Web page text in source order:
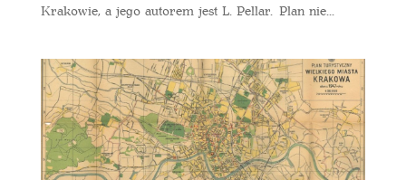
Krakowie, a jego autorem jest L. Pellar. Plan nie...